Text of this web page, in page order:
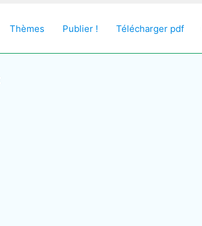
Thèmes Publier ! Télécharger pdf